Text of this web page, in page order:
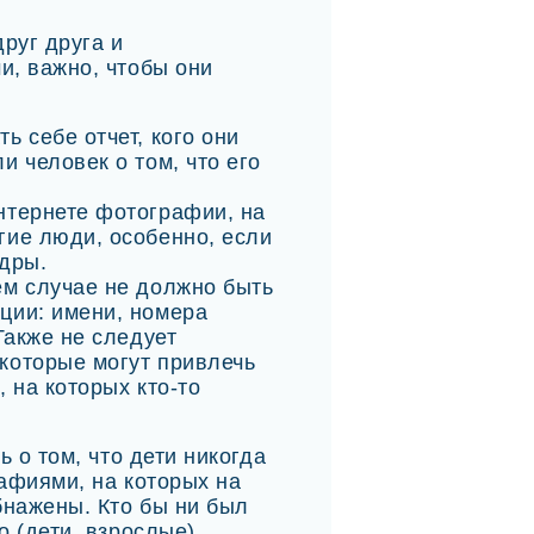
друга и
важно, чтобы они
себе отчет, кого они
человек о том, что его
фотографии, на
люди, особенно, если
случае не должно быть
имени, номера
не следует
могут привлечь
на которых кто-то
о том, что дети никогда
на которых на
Кто бы ни был